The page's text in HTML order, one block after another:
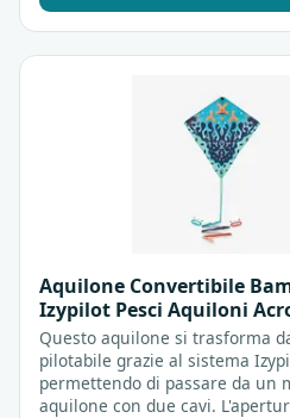
Aquilone Convertibile
Izypilot Pesci Aquiloni
Questo aquilone si trasforma
pilotabile grazie al sistema
permettendo di passare da un
aquilone con due cavi.